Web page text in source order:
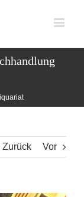
Zurück Vor